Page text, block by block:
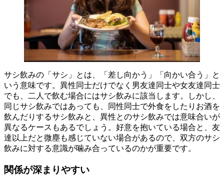
サシ飲みの「サシ」とは、「差し向かう」「向かい合う」と
いう意味です。異性同士だけでなく男友達同士や女友達同士
でも、二人で飲む場合にはサシ飲みに該当します。しかし、
同じサシ飲みではあっても、同性同士で外食をしたりお酒を
飲んだりするサシ飲みと、異性とのサシ飲みでは意味合いが
異なるケースもあるでしょう。好意を抱いている場合と、友
達以上だと微塵も感じていない場合があるので、双方のサシ
飲みに対する意識が噛み合っているのかが重要です。
関係が深まりやすい